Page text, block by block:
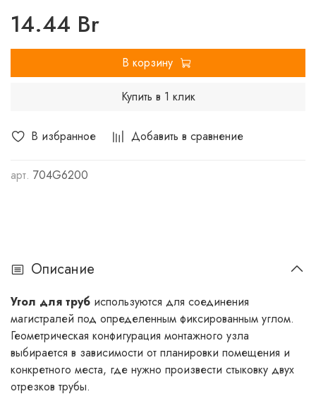
В избранное Добавить в сравнение
арт. 704G6200
Паспорт на пресс-фитинги
14.44 Br
В корзину
Купить в 1 клик
Описание
Угол для труб используются для соединения
магистралей под определенным фиксированным углом.
Геометрическая конфигурация монтажного узла
выбирается в зависимости от планировки помещения и
конкретного места, где нужно произвести стыковку двух
отрезков трубы.